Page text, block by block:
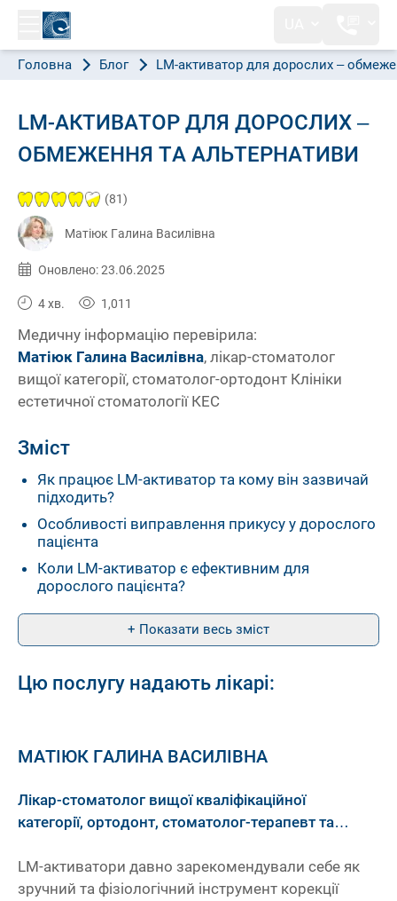
Головна Блог LM-активатор для дорослих –
LM-АКТИВАТОР ДЛЯ ДОРОСЛИХ –
ОБМЕЖЕННЯ ТА АЛЬТЕРНАТИВИ
Матіюк Галина Василівна
(81)
Опубліковано:
23.06.2025
Оновлено: 23.06.2025
4 хв. 1,011
Медичну інформацію перевірила:
Матіюк Галина Василівна, лікар-стоматолог
вищої категорії, стоматолог-ортодонт Клініки
естетичної стоматології КЕС
Зміст
Як працює LM-активатор та кому він зазвичай
підходить?
Особливості виправлення прикусу у дорослого
пацієнта
Коли LM-активатор є ефективним для
дорослого пацієнта?
+ Показати весь зміст
Цю послугу надають лікарі:
МАТІЮК ГАЛИНА ВАСИЛІВНА
Лікар-стоматолог вищої кваліфікаційної
категорії, ортодонт, стоматолог-терапевт та
LM-активатори давно зарекомендували себе як
зручний та фізіологічний інструмент корекції